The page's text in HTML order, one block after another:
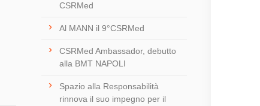
CSRMed
Al MANN il 9°CSRMed
CSRMed Ambassador, debutto
alla BMT NAPOLI
Spazio alla Responsabilità
rinnova il suo impegno per il